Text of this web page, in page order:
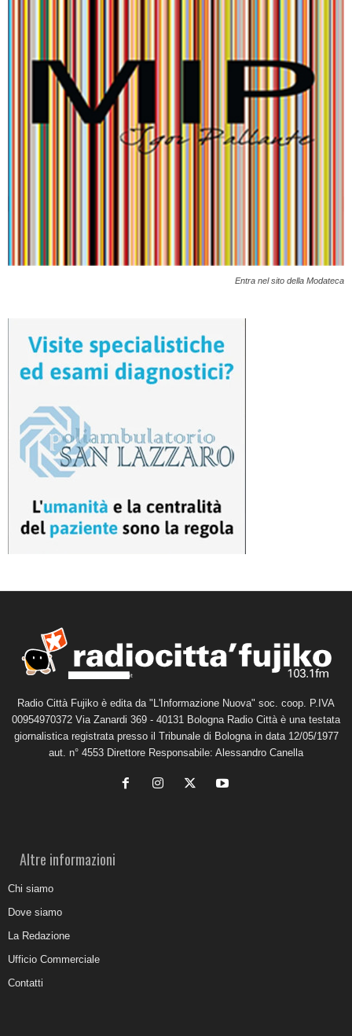
Entra nel sito della Modateca
Radio Città Fujiko è edita da "L'Informazione Nuova" soc. coop. P.IVA
00954970372 Via Zanardi 369 - 40131 Bologna Radio Città è una testata
giornalistica registrata presso il Tribunale di Bologna in data 12/05/1977
aut. n° 4553 Direttore Responsabile: Alessandro Canella
Altre informazioni
Chi siamo
Dove siamo
La Redazione
Ufficio Commerciale
Contatti